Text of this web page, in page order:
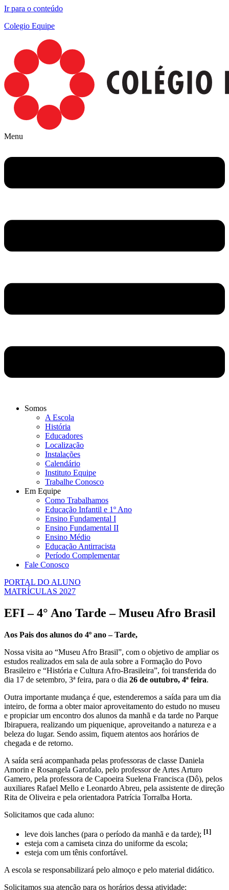
Ir para o conteúdo
Colegio Equipe
Menu
Somos
A Escola
História
Educadores
Localização
Instalações
Calendário
Instituto Equipe
Trabalhe Conosco
Em Equipe
Como Trabalhamos
Educação Infantil e 1º Ano
Ensino Fundamental I
Ensino Fundamental II
Ensino Médio
Educação Antirracista
Período Complementar
Fale Conosco
PORTAL DO ALUNO
MATRÍCULAS 2027
EFI – 4° Ano Tarde – Museu Afro Brasil
Aos Pais dos alunos do 4º ano – Tarde,
Nossa visita ao “Museu Afro Brasil”, com o objetivo de ampliar os
estudos realizados em sala de aula sobre a Formação do Povo
Brasileiro e “História e Cultura Afro-Brasileira”, foi transferida do
dia 17 de setembro, 3ª feira, para o dia 26 de outubro, 4ª feira.
Outra importante mudança é que, estenderemos a saída para um dia
inteiro, de forma a obter maior aproveitamento do estudo no museu
e propiciar um encontro dos alunos da manhã e da tarde no Parque
Ibirapuera, realizando um piquenique, aproveitando a natureza e a
beleza do lugar. Sendo assim, fiquem atentos aos horários de
chegada e de retorno.
A saída será acompanhada pelas professoras de classe Daniela
Amorin e Rosangela Garofalo, pelo professor de Artes Arturo
Gamero, pela professora de Capoeira Suelena Francisca (Dô), pelos
auxiliares Rafael Mello e Leonardo Abreu, pela assistente de direção
Rita de Oliveira e pela orientadora Patrícia Torralba Horta.
Solicitamos que cada aluno:
leve dois lanches (para o período da manhã e da tarde); [1]
esteja com a camiseta cinza do uniforme da escola;
esteja com um tênis confortável.
A escola se responsabilizará pelo almoço e pelo material didático.
Solicitamos sua atenção para os horários dessa atividade: